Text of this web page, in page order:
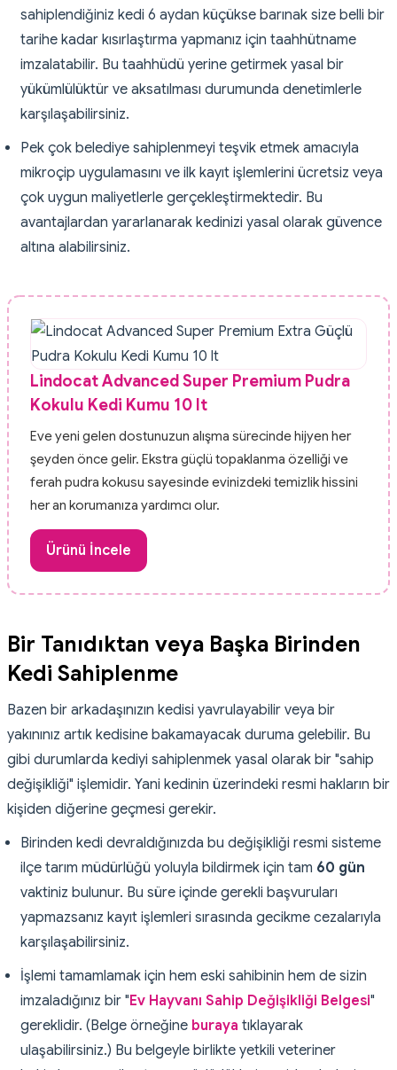
sahiplendiğiniz kedi 6 aydan küçükse barınak size belli bir
tarihe kadar kısırlaştırma yapmanız için taahhütname
imzalatabilir. Bu taahhüdü yerine getirmek yasal bir
yükümlülüktür ve aksatılması durumunda denetimlerle
karşılaşabilirsiniz.
Pek çok belediye sahiplenmeyi teşvik etmek amacıyla
mikroçip uygulamasını ve ilk kayıt işlemlerini ücretsiz veya
çok uygun maliyetlerle gerçekleştirmektedir. Bu
avantajlardan yararlanarak kedinizi yasal olarak güvence
altına alabilirsiniz.
Lindocat Advanced Super Premium Pudra
Kokulu Kedi Kumu 10 lt
Eve yeni gelen dostunuzun alışma sürecinde hijyen her
şeyden önce gelir. Ekstra güçlü topaklanma özelliği ve
ferah pudra kokusu sayesinde evinizdeki temizlik hissini
her an korumanıza yardımcı olur.
Ürünü İncele
Bir Tanıdıktan veya Başka Birinden
Kedi Sahiplenme
Bazen bir arkadaşınızın kedisi yavrulayabilir veya bir
yakınınız artık kedisine bakamayacak duruma gelebilir. Bu
gibi durumlarda kediyi sahiplenmek yasal olarak bir "sahip
değişikliği" işlemidir. Yani kedinin üzerindeki resmi hakların bir
kişiden diğerine geçmesi gerekir.
Birinden kedi devraldığınızda bu değişikliği resmi sisteme
ilçe tarım müdürlüğü yoluyla bildirmek için tam 60 gün
vaktiniz bulunur. Bu süre içinde gerekli başvuruları
yapmazsanız kayıt işlemleri sırasında gecikme cezalarıyla
karşılaşabilirsiniz.
İşlemi tamamlamak için hem eski sahibinin hem de sizin
imzaladığınız bir "Ev Hayvanı Sahip Değişikliği Belgesi"
gereklidir. (Belge örneğine buraya tıklayarak
ulaşabilirsiniz.) Bu belgeyle birlikte yetkili veteriner